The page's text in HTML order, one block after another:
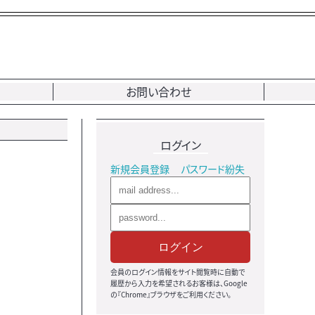
お問い合わせ
ログイン
新規会員登録 パスワード紛失
ログイン
会員のログイン情報をサイト閲覧時に自動で
履歴から入力を希望されるお客様は、Google
の『Chrome』ブラウザをご利用ください。